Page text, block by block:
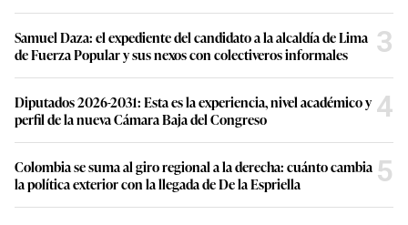
Samuel Daza: el expediente del candidato a la alcaldía de Lima
de Fuerza Popular y sus nexos con colectiveros informales
3
Diputados 2026-2031: Esta es la experiencia, nivel académico y
perfil de la nueva Cámara Baja del Congreso
4
Colombia se suma al giro regional a la derecha: cuánto cambia
la política exterior con la llegada de De la Espriella
5